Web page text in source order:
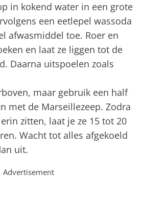
in kokend water in een grote
een eetlepel wassoda
afwasmiddel toe. Roer en
en laat ze liggen tot de
Daarna uitspoelen zoals
maar gebruik een half
met de Marseillezeep. Zodra
zitten, laat je ze 15 tot 20
Wacht tot alles afgekoeld
uit.
Advertisement